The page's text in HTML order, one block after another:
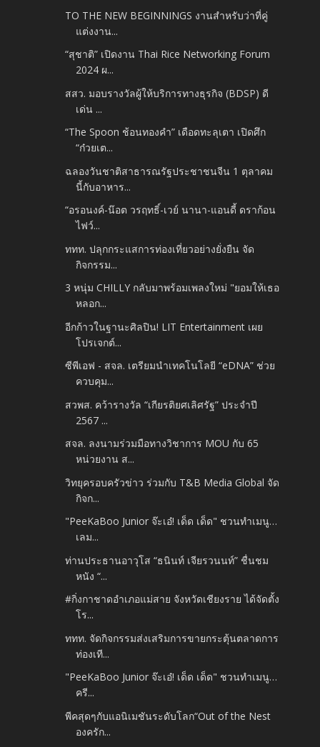
TO THE NEW BEGINNINGS งานสำหรับว่าที่คู่
แต่งงาน...
“สุชาติ” เปิดงาน Thai Rice Networking Forum
2024 ผ...
สสว. มอบรางวัลผู้ให้บริการทางธุรกิจ (BDSP) ดี
เด่น ...
“The Spoon ช้อนทองคำ” เดือดทะลุเตา เปิดศึก
“ก๋วยเต...
ฉลองวันชาติสาธารณรัฐประชาชนจีน 1 ตุลาคม
นี้กับอาหาร...
“อรอนงค์-น๊อต วรฤทธิ์-เวย์ นานา-แอนดี้ ดราก้อน
ไฟว์...
ททท. ปลุกกระแสการท่องเที่ยวอย่างยั่งยืน จัด
กิจกรรม...
3 หนุ่ม CHILLY กลับมาพร้อมเพลงใหม่ "ยอมให้เธอ
หลอก...
อีกก้าวในฐานะศิลปิน! LIT Entertainment เผย
โปรเจกต์...
ซีพีเอฟ - สจล. เตรียมนำเทคโนโลยี “eDNA” ช่วย
ควบคุม...
สวพส. คว้ารางวัล “เกียรติยศเลิศรัฐ” ประจำปี
2567 ...
สจล. ลงนามร่วมมือทางวิชาการ MOU กับ 65
หน่วยงาน ส...
วิทยุครอบครัวข่าว ร่วมกับ T&B Media Global จัด
กิจก...
"PeeKaBoo Junior จ๊ะเอ๋! เด็ด เด็ด" ชวนทำเมนู…
เลม...
ท่านประธานอาวุโส “ธนินท์ เจียรวนนท์” ชื่นชม
หนัง “...
#กิ่งกาชาดอำเภอแม่สาย จังหวัดเชียงราย ได้จัดตั้ง
โร...
ททท. จัดกิจกรรมส่งเสริมการขายกระตุ้นตลาดการ
ท่องเที...
"PeeKaBoo Junior จ๊ะเอ๋! เด็ด เด็ด" ชวนทำเมนู…
ครี...
พีคสุดๆกับแอนิเมชันระดับโลก“Out of the Nest
องครัก...